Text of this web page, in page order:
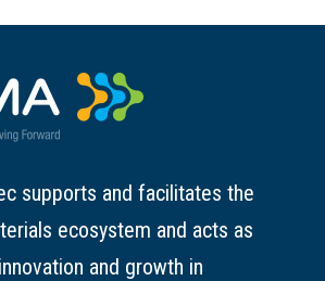
supports and facilitates the
ecosystem and acts as
and growth in